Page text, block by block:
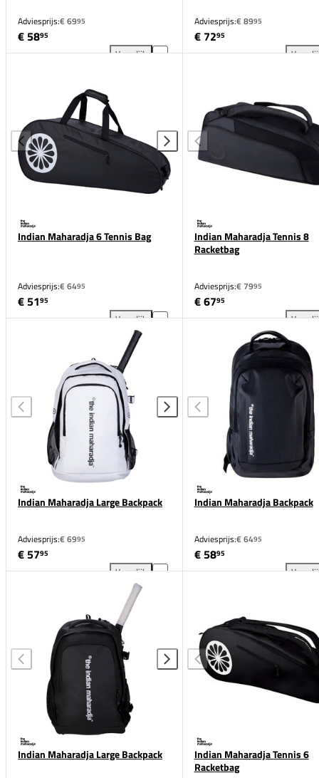
Adviesprijs:€ 6995
€ 5895
Vergelijk
Adviesprijs:€ 8995
€ 7295
Indian Maharadja 6 Tennis Bag
Adviesprijs:€ 6495
€ 5195
Vergelijk
Indian Maharadja 6 Tennis Bag toevoegen aan
Indian Maharadja Tennis 8
Racketbag
Adviesprijs:€ 7995
€ 6795
Indian Maharadja Large Backpack
Adviesprijs:€ 6995
€ 5795
Vergelijk
Indian Maharadja Large Backpack toevoegen aan
Indian Maharadja Backpack
Adviesprijs:€ 6495
€ 5895
Indian Maharadja Large Backpack
Indian Maharadja Tennis 6
Racketbag